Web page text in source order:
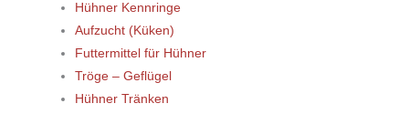
Hühner Kennringe
Aufzucht (Küken)
Futtermittel für Hühner
Tröge – Geflügel
Hühner Tränken